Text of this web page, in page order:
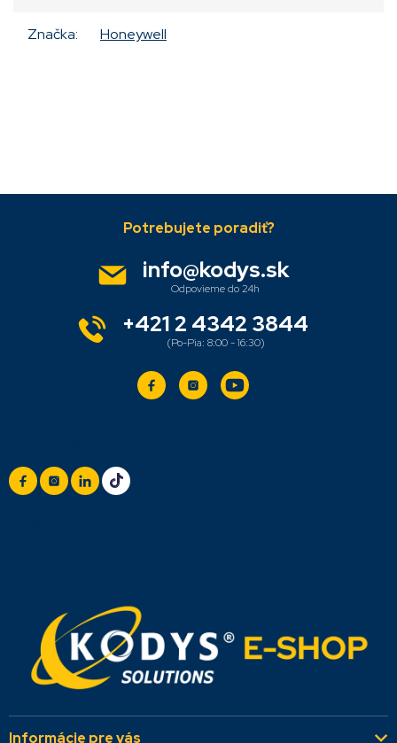
Značka: Honeywell
Informácie pre vás
info@kodys.sk
+421 2 4342 3844